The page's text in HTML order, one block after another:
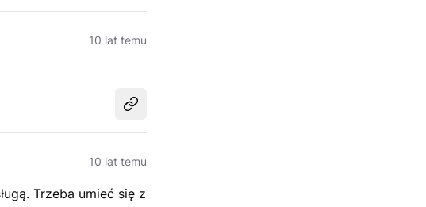
10 lat temu
Udostępnij
10 lat temu
Trzeba umieć się z